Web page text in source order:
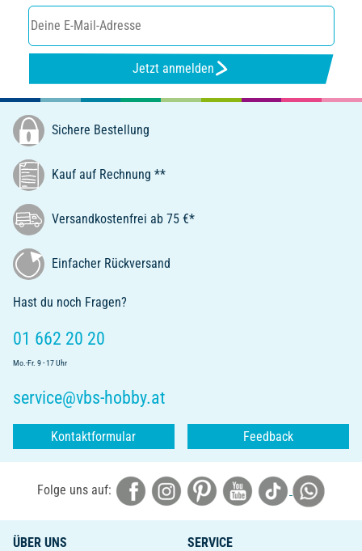
Jetzt anmelden
Sichere Bestellung
Kauf auf Rechnung **
Versandkostenfrei ab 75 €*
Einfacher Rückversand
Hast du noch Fragen?
01 662 20 20
Mo.-Fr. 9 - 17 Uhr
service@vbs-hobby.at
Kontaktformular Feedback
Folge uns auf:
ÜBER UNS
SERVICE